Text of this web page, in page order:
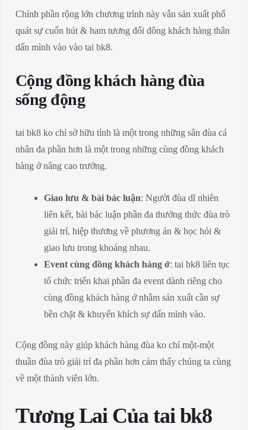
Chính phần rộng lớn chương trình này vẫn sản xuất phổ
quát sự cuốn hút & ham tương đối đông khách hàng thân
dấn mình vào vào tai bk8.
Cộng đồng khách hàng đùa
sống động
tai bk8 ko chỉ sở hữu tính là một trong những sân đùa cá
nhân đa phần hơn là một trong những cùng đồng khách
hàng ở nâng cao trưởng.
Giao lưu & bài bác luận: Người đùa dĩ nhiên
liên kết, bài bác luận phần đa thưởng thức đùa trò
giải trí, hiệp thương về phương án & học hỏi &
giao lưu trong khoảng nhau.
Event cùng đồng khách hàng ở: tai bk8 liên tục
tổ chức triển khai phần đa event dành riêng cho
cùng đồng khách hàng ở nhằm sản xuất cần sự
bền chặt & khuyến khích sự dấn mình vào.
Cộng đồng này giúp khách hàng đùa ko chỉ một-một
thuần đùa trò giải trí đa phần hơn cảm thấy chúng ta cùng
về một thành viên lớn.
Tương Lai Của tai bk8